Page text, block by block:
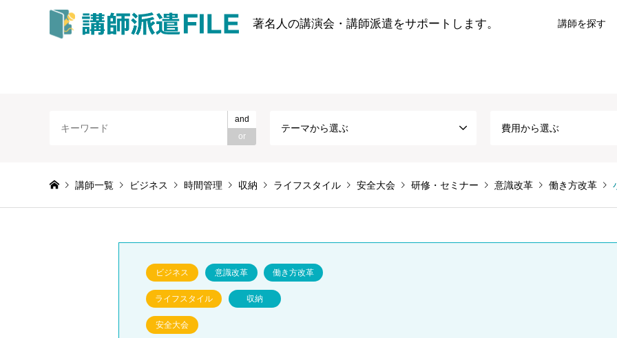
著名人の講演会・講師派遣をサポートします。 講師を探す
and
or
テーマから選ぶ 費用から選ぶ
講師一覧 ビジネス 時間管理 収納 ライフスタイル 安全大会 研修・セミナー 意識改革 働き方改革
ビジネス 意識改革 働き方改革
ライフスタイル 収納
安全大会